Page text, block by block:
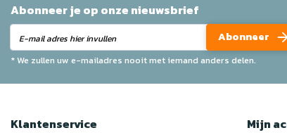
Abonneer je op onze nieuwsbrief
Abonneer
* We zullen uw e-mailadres nooit met iemand anders delen.
Klantenservice Mijn